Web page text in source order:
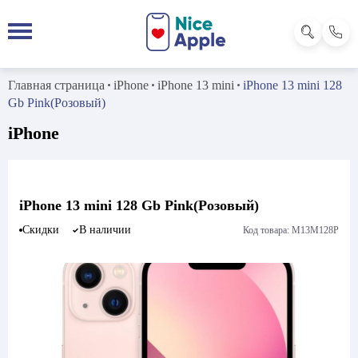
Главная страница iPhone iPhone 13 mini
iPhone 13 mini 128
Gb Pink(Розовый)
iPhone
iPhone 13 mini 128 Gb Pink(Розовый)
Скидки В наличии Код товара: M13M128P